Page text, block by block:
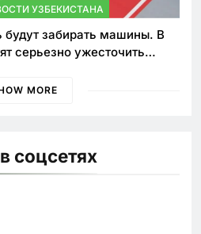
УЗБЕКИСТАНА
будут забирать машины. В
серьезно ужесточить
MORE
соцсетях